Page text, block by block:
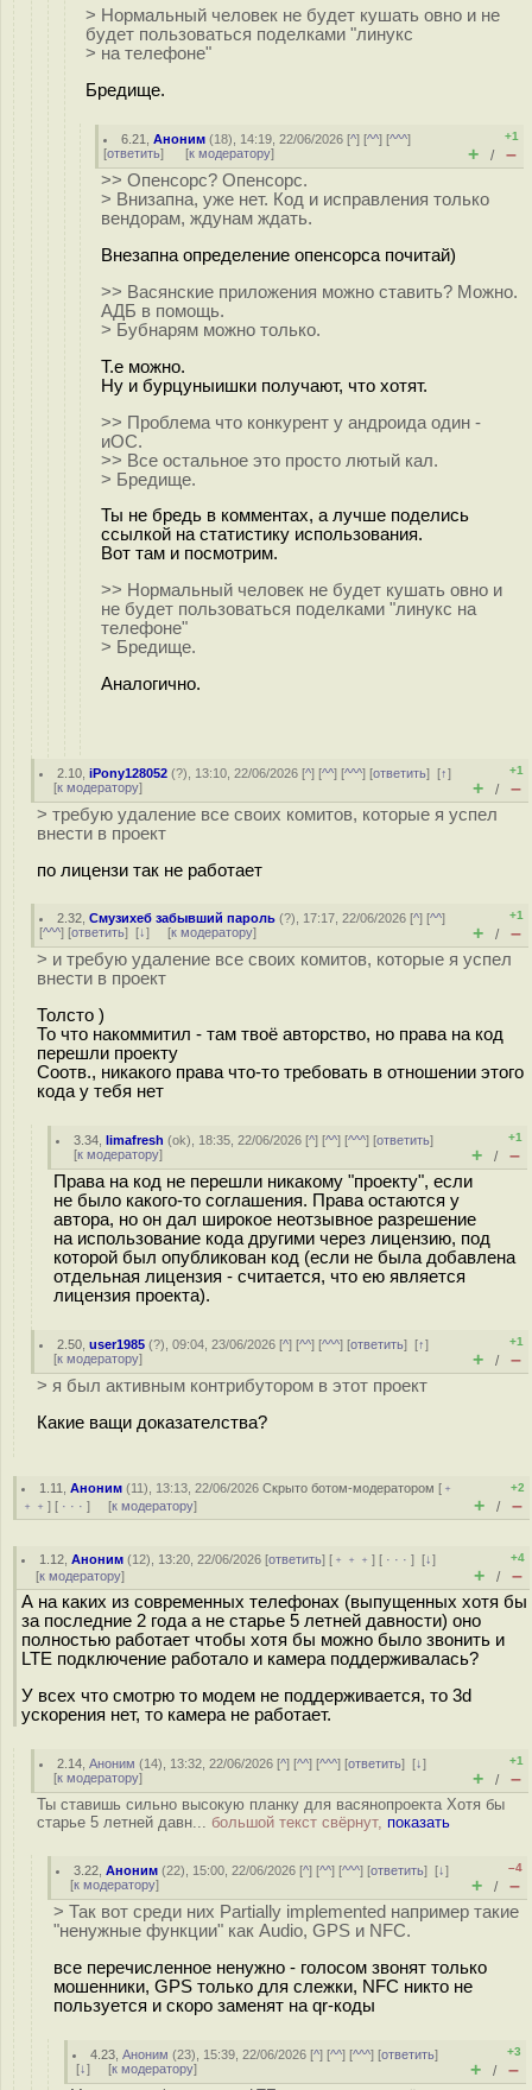
> Нормальный человек не будет кушать овно и не
будет пользоваться поделками "линукс
> на телефоне"
Бредище.
6.21 ,Аноним (18), 14:19, 22/06/2026 [^] [^^] [^^^]
[ответить] [к модератору]
+1
+ / –
>> Опенсорс? Опенсорс.
> Внизапна, уже нет. Код и исправления только
вендорам, ждунам ждать.
Внезапна определение опенсорса почитай)
>> Васянские приложения можно ставить? Можно.
АДБ в помощь.
> Бубнарям можно только.
Т.е можно.
Ну и бурцуныишки получают, что хотят.
>> Проблема что конкурент у андроида один -
иОС.
>> Все остальное это просто лютый кaл.
> Бредище.
Ты не бредь в комментах, а лучше поделись
ссылкой на статистику использования.
Вот там и посмотрим.
>> Нормальный человек не будет кушать овно и
не будет пользоваться поделками "линукс на
телефоне"
> Бредище.
Аналогично.
2.10 ,iPony128052 (?), 13:10, 22/06/2026 [^] [^^] [^^^] [ответить][↑]
[к модератору]
+1
+ / –
> требую удаление все своих комитов, которые я успел
внести в проект
по лицензи так не работает
2.32 ,Смузихеб забывший пароль (?), 17:17, 22/06/2026 [^] [^^]
[^^^] [ответить] [↓] [к модератору]
+1
+ / –
> и требую удаление все своих комитов, которые я успел
внести в проект
Толсто )
То что накоммитил - там твоё авторство, но права на код
перешли проекту
Соотв., никакого права что-то требовать в отношении этого
кода у тебя нет
3.34 ,limafresh (ok), 18:35, 22/06/2026 [^] [^^] [^^^] [ответить]
[к модератору]
+1
+ / –
Права на код не перешли никакому "проекту", если
не было какого-то соглашения. Права остаются у
автора, но он дал широкое неотзывное разрешение
на использование кода другими через лицензию, под
которой был опубликован код (если не была добавлена
отдельная лицензия - считается, что ею является
лицензия проекта).
2.50 ,user1985 (?), 09:04, 23/06/2026 [^] [^^] [^^^] [ответить][↑]
[к модератору]
+1
+ / –
> я был активным контрибутором в этот проект
Какие ващи доказателства?
1.11 ,Аноним (11), 13:13, 22/06/2026Скрыто ботом-модератором [ ﹢
﹢﹢ ] [ · · · ] [к модератору]
+2
+ / –
1.12 ,Аноним (12), 13:20, 22/06/2026 [ответить] [ ﹢﹢﹢] [ · · ·][↓]
[к модератору]
+4
+ / –
А на каких из современных телефонах (выпущенных хотя бы
за последние 2 года а не старье 5 летней давности) оно
полностью работает чтобы хотя бы можно было звонить и
LTE подключение работало и камера поддерживалась?
У всех что смотрю то модем не поддерживается, то 3d
ускорения нет, то камера не работает.
2.14 ,Аноним (14), 13:32, 22/06/2026 [^] [^^] [^^^] [ответить][↓]
[к модератору]
+1
+ / –
Ты ставишь сильно высокую планку для васянопроекта Хотя бы
старье 5 летней давн... большой текст свёрнут, показать
3.22 ,Аноним (22), 15:00, 22/06/2026 [^] [^^] [^^^] [ответить][↓]
[к модератору]
–4
+ / –
> Так вот среди них Partially implemented например такие
"ненужные функции" как Audio, GPS и NFC.
все перечисленное ненужно - голосом звонят только
мошенники, GPS только для слежки, NFC никто не
пользуется и скоро заменят на qr-коды
4.23 ,Аноним (23), 15:39, 22/06/2026 [^] [^^] [^^^] [ответить]
[↓] [к модератору]
+3
+ / –